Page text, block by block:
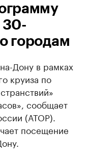
30-
городам
Дону в рамках
круиза по
сообщает
(АТОР).
посещение